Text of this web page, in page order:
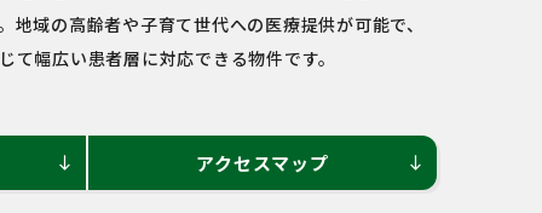
地域の高齢者や子育て世代への医療提供が可能で、
て幅広い患者層に対応できる物件です。
south アクセスマップ south